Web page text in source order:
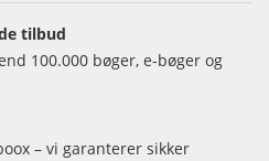
tilbud
100.000 bøger, e-bøger og
– vi garanterer sikker